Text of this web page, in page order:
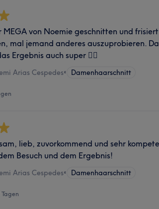
MEGA von Noemie geschnitten und
mal jemand anderes auszuprobieren.
Ergebnis auch super 👍🏼
Arias Cespedes• Damenhaarschnitt
lieb, zuvorkommend und sehr
Besuch und dem Ergebnis!
Arias Cespedes• Damenhaarschnitt
Tagen